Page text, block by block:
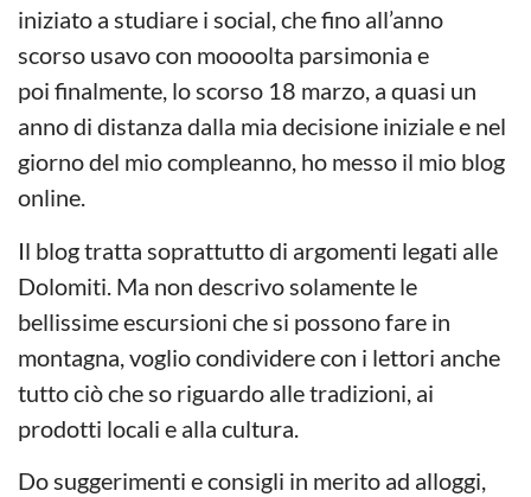
iniziato a studiare i social, che fino all’anno
scorso usavo con moooolta parsimonia e
poi finalmente, lo scorso 18 marzo, a quasi un
anno di distanza dalla mia decisione iniziale e nel
giorno del mio compleanno, ho messo il mio blog
online.
Il blog tratta soprattutto di argomenti legati alle
Dolomiti. Ma non descrivo solamente le
bellissime escursioni che si possono fare in
montagna, voglio condividere con i lettori anche
tutto ciò che so riguardo alle tradizioni, ai
prodotti locali e alla cultura.
Do suggerimenti e consigli in merito ad alloggi,